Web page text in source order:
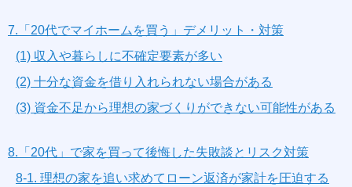
7.「20代でマイホームを買う」デメリット・対策
(1) 収入や暮らしに不確定要素が多い
(2) 十分な資金を借り入れられない場合がある
(3) 資金不足から理想の家づくりができない可能性がある
8.「20代」で家を買って後悔した失敗談とリスク対策
8-1. 理想の家を追い求めてローン返済が家計を圧迫する